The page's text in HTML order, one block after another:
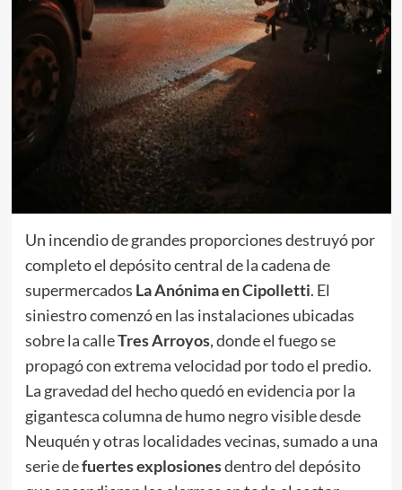
Un incendio de grandes proporciones destruyó por
completo el depósito central de la cadena de
supermercados La Anónima en Cipolletti. El
siniestro comenzó en las instalaciones ubicadas
sobre la calleTres Arroyos, donde el fuego se
propagó con extrema velocidad por todo el predio.
La gravedad del hecho quedó en evidencia por la
gigantesca columna de humo negro visible desde
Neuquén y otras localidades vecinas, sumado a una
serie defuertes explosionesdentro del depósito